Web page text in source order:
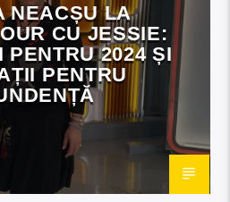
NEACȘU LA
CU JESSIE:
PENTRU 2024 ȘI
PENTRU